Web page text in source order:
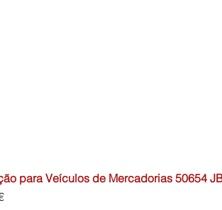
para Veículos de Mercadorias 50654